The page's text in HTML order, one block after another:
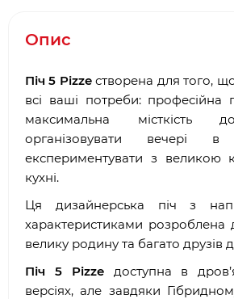
Опис
Піч 5 Pizzeстворена для того,
всі ваші потреби: професійна
максимальна місткість
організовувати вечері
експериментувати з великою
кухні.
Ця дизайнерська піч з
характеристиками розроблена
велику родину та багато друзів
Піч 5 Pizzeдоступна в
версіях, але завдяки